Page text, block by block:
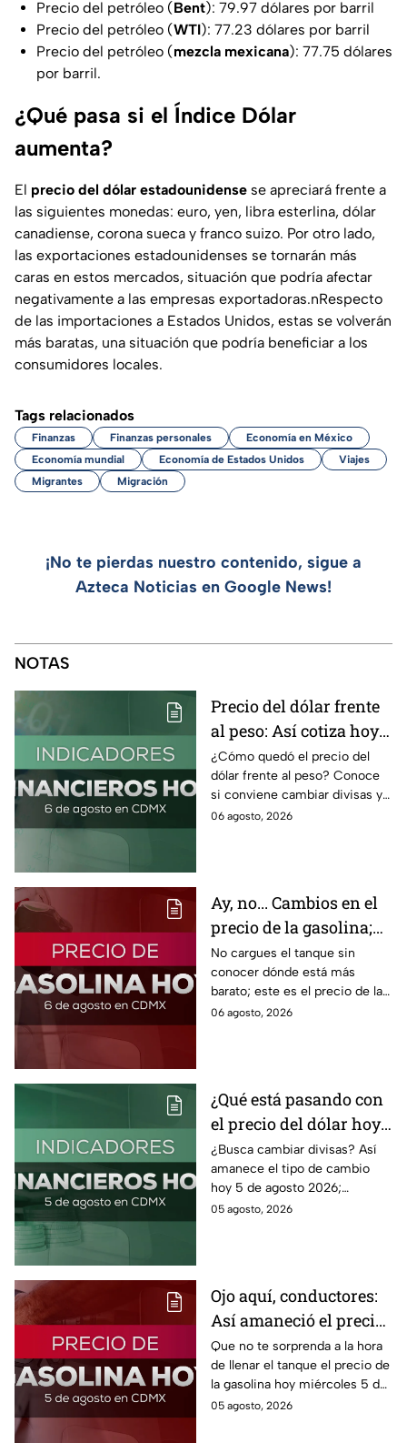
Precio del petróleo (Bent): 79.97 dólares por barril
Precio del petróleo (WTI): 77.23 dólares por barril
Precio del petróleo (mezcla mexicana): 77.75 dólares
por barril.
¿Qué pasa si el Índice Dólar
aumenta?
El precio del dólar estadounidense se apreciará frente a
las siguientes monedas: euro, yen, libra esterlina, dólar
canadiense, corona sueca y franco suizo. Por otro lado,
las exportaciones estadounidenses se tornarán más
caras en estos mercados, situación que podría afectar
negativamente a las empresas exportadoras.nRespecto
de las importaciones a Estados Unidos, estas se volverán
más baratas, una situación que podría beneficiar a los
consumidores locales.
Tags relacionados
Finanzas Finanzas personales
Economía en México
Economía mundial
Economía de Estados Unidos
Viajes
Migrantes
Migración
¡No te pierdas nuestro contenido, sigue a
Azteca Noticias en Google News!
NOTAS
Precio del dólar frente
al peso: Así cotiza hoy 6
de agosto 2026
¿Cómo quedó el precio del
dólar frente al peso? Conoce
si conviene cambiar divisas y
cómo el flujo en el estrecho de
06 agosto, 2026
Ay, no... Cambios en el
precio de la gasolina;
así quedó HOY
No cargues el tanque sin
conocer dónde está más
barato; este es el precio de la
gasolina para hoy jueves 6 de
06 agosto, 2026
¿Qué está pasando con
el precio del dólar hoy
miércoles 5 de agosto
2026?
¿Busca cambiar divisas? Así
amanece el tipo de cambio
hoy 5 de agosto 2026;
consulta el precio del dólar
05 agosto, 2026
Ojo aquí, conductores:
Así amaneció el precio
de la gasolina HOY
Que no te sorprenda a la hora
de llenar el tanque el precio de
la gasolina hoy miércoles 5 de
agosto 2026; aquí te dejamos
05 agosto, 2026